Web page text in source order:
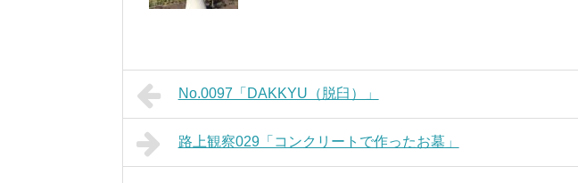
No.0097「DAKKYU（脱臼）」
路上観察029「コンクリートで作ったお墓」